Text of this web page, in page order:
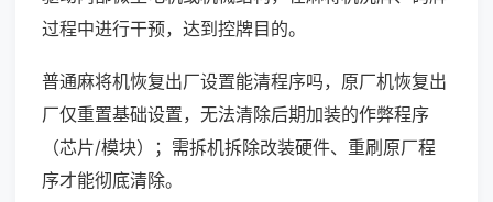
过程中进行干预，达到控牌目的。
普通麻将机恢复出厂设置能清程序吗，原厂机恢复出
厂仅重置基础设置，无法清除后期加装的作弊程序
（芯片/模块）；需拆机拆除改装硬件、重刷原厂程
序才能彻底清除。